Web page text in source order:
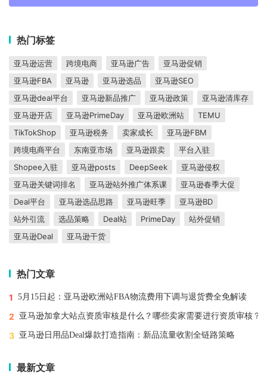
热门标签
亚马逊运营 跨境电商 亚马逊广告
亚马逊促销
亚马逊FBA
亚马逊 亚马逊选品
亚马逊SEO
亚马逊deal平台
亚马逊新品推广 亚马逊政策
亚马逊清库存
亚马逊开店
亚马逊PrimeDay 亚马逊欧洲站
TEMU
TikTokShop
亚马逊税务 卖家成长
亚马逊FBM
跨境电商平台
东南亚市场 亚马逊跟卖
平台入驻
Shopee入驻
亚马逊posts DeepSeek
亚马逊侵权
亚马逊关键词排名
亚马逊站外推广体系课
亚马逊春季大促
Deal平台
亚马逊选品思路 亚马逊旺季
亚马逊BD
站外引流
选品策略 Deal站 PrimeDay
站外促销
亚马逊Deal
亚马逊干货
热门文章
1 5月15日起：亚马逊欧洲站FBA物流费用下调与退货费全免解读
2 亚马逊加拿大站点资质审核是什么？哪些卖家需要进行资质审核？
3 亚马逊日用品Deal爆款打造指南：新品流量收割全链路策略
最新文章